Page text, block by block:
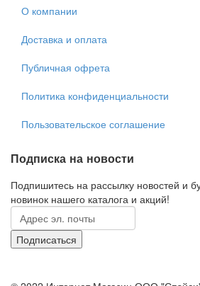
О компании
Доставка и оплата
Публичная офрета
Политика конфиденциальности
Пользовательское соглашение
Подписка на новости
Подпишитесь на рассылку новостей и
новинок нашего каталога и акций!